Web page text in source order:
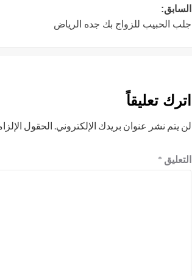
تصفّح
المقالات
السابق:
جلب الحبيب للزواج بك جده الرياض
اترك تعليقاً
لن يتم نشر عنوان بريدك الإلكتروني. الحقول
التعليق *